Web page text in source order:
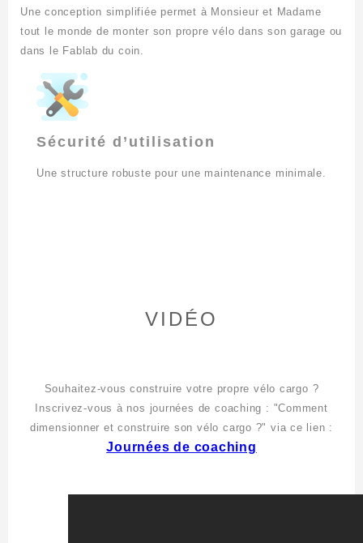
Une conception simplifiée permet à Monsieur et Madame
tout le monde de monter son propre vélo dans son garage ou
dans le Fablab du coin.
Sécurité d’utilisation
Une structure robuste pour une maintenance minimale.
VIDÉO
Souhaitez-vous construire votre propre vélo cargo ?
Inscrivez-vous à nos journées de coaching : "Comment
dimensionner et construire son vélo cargo ?" via ce lien :
Journées de coaching